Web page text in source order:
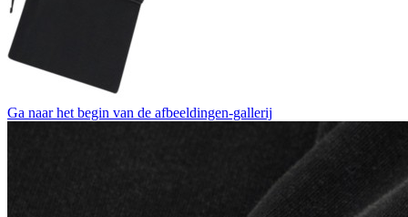
Ga naar het begin van de afbeeldingen-gallerij